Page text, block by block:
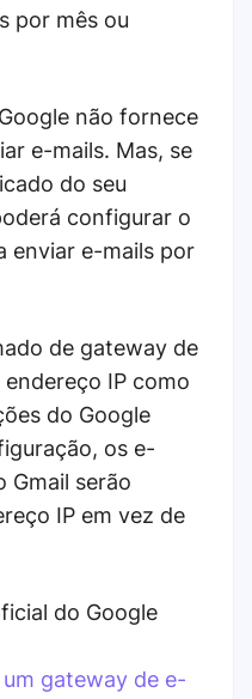
por mês ou
não fornece
e-mails. Mas, se
do seu
configurar o
enviar e-mails por
de gateway de
IP como
do Google
os e-
Gmail serão
IP em vez de
do Google
gateway de e-